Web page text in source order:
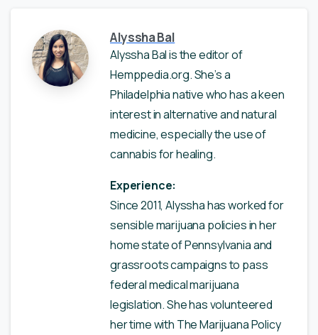
Alyssha Bal
Alyssha Bal is the editor of
Hemppedia.org. She’s a
Philadelphia native who has a keen
interest in alternative and natural
medicine, especially the use of
cannabis for healing.
Experience:
Since 2011, Alyssha has worked for
sensible marijuana policies in her
home state of Pennsylvania and
grassroots campaigns to pass
federal medical marijuana
legislation. She has volunteered
her time with The Marijuana Policy